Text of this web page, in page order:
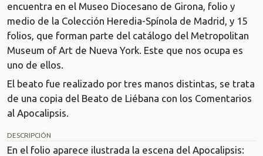
encuentra en el Museo Diocesano de Girona, folio y
medio de la Colección Heredia-Spínola de Madrid, y 15
folios, que forman parte del catálogo del Metropolitan
Museum of Art de Nueva York. Este que nos ocupa es
uno de ellos.
El beato fue realizado por tres manos distintas, se trata
de una copia del Beato de Liébana con los Comentarios
al Apocalipsis.
DESCRIPCIÓN
En el folio aparece ilustrada la escena del Apocalipsis: